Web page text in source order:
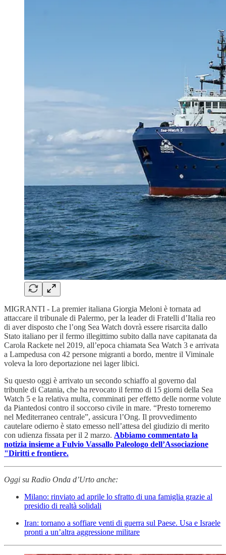
MIGRANTI - La premier italiana Giorgia Meloni è tornata ad
attaccare il tribunale di Palermo, per la leader di Fratelli d’Italia reo
di aver disposto che l’ong Sea Watch dovrà essere risarcita dallo
Stato italiano per il fermo illegittimo subito dalla nave capitanata da
Carola Rackete nel 2019, all’epoca chiamata Sea Watch 3 e arrivata
a Lampedusa con 42 persone migranti a bordo, mentre il Viminale
voleva la loro deportazione nei lager libici.
Su questo oggi è arrivato un secondo schiaffo al governo dal
tribunle di Catania, che ha revocato il fermo di 15 giorni della Sea
Watch 5 e la relativa multa, comminati per effetto delle norme volute
da Piantedosi contro il soccorso civile in mare. “Presto torneremo
nel Mediterraneo centrale”, assicura l’Ong. Il provvedimento
cautelare odierno è stato emesso nell’attesa del giudizio di merito
con udienza fissata per il 2 marzo. Abbiamo commentato la
notizia insieme a Fulvio Vassallo Paleologo dell’Associazione
"Diritti e frontiere.
Oggi su Radio Onda d’Urto anche:
Milano: rinviato ad aprile lo sfratto di una famiglia grazie al
presidio di realtà solidali
Iran: tornano a soffiare venti di guerra sul Paese. Usa e Israele
pronti a un’altra aggressione militare